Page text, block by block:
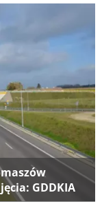
GDDKIA